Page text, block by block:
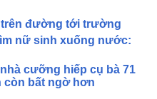
trên đường tới trường
nữ sinh xuống nước:
cưỡng hiếp cụ bà 71
còn bất ngờ hơn